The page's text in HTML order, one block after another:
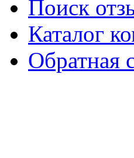
Поиск
Каталог
Обратная